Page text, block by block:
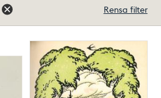
Rensa filter